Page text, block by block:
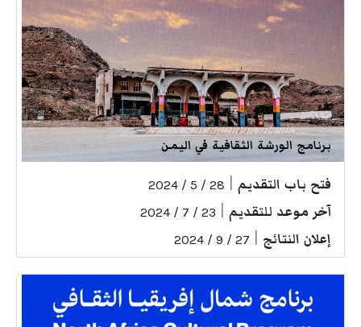
برنامج الورشة الثقافية في اليمن
فتح باب التقديم 28 / 5 / 2024
آخر موعد للتقديم 23 / 7 / 2024
إعلان النتائج 27 / 9 / 2024